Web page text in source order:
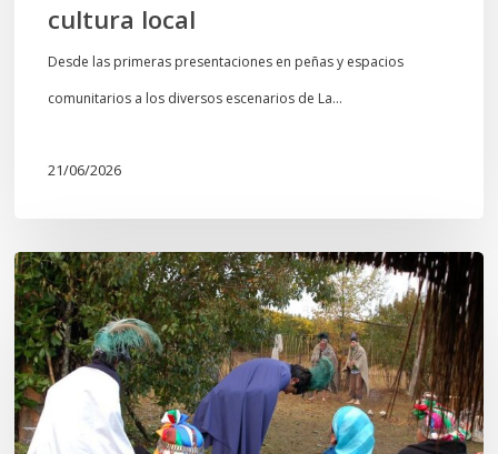
cultura local
Desde las primeras presentaciones en peñas y espacios
comunitarios a los diversos escenarios de La…
21/06/2026
Conmemoración
del
Wiñoy
Tripantü
y